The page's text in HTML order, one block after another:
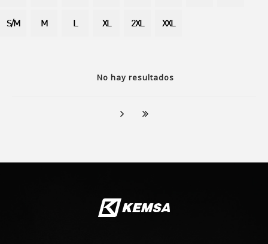
No hay resultados
S/M M L XL 2XL XXL